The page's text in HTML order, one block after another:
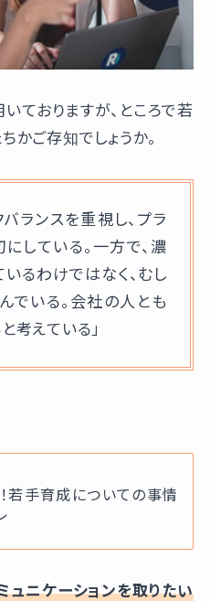
ておりますが、ところで若
かご存知でしょうか。
ランスを重視し、プラ
している。一方で、濃
るわけではなく、むし
でいる。会社の人とも
考えている」
若手育成についての事情
ニケーションを取りたい